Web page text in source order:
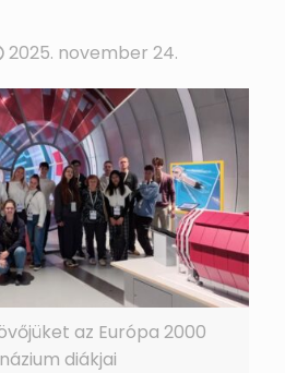
2025. november 24.
az Európa 2000
diákjai